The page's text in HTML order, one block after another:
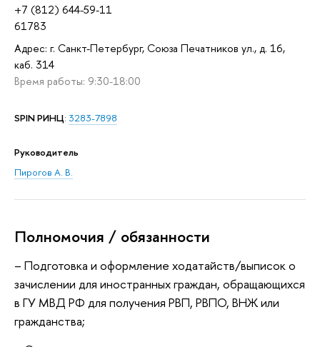
+7 (812) 644-59-11
61783
Адрес: г. Санкт-Петербург, Союза Печатников ул., д. 16,
каб. 314
Время работы: 9:30-18:00
SPIN РИНЦ: 3283-7898
Руководитель
Пирогов А. В.
Полномочия / обязанности
– Подготовка и оформление ходатайств/выписок о
зачислении для иностранных граждан, обращающихся
в ГУ МВД РФ для получения РВП, РВПО, ВНЖ или
гражданства;